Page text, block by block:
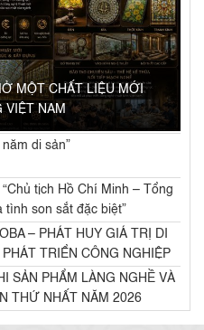
MỘT CHẤT LIỆU MỚI
VIỆT NAM
di sản”
tịch Hồ Chí Minh – Tổng
tình son sắt đặc biệt”
– PHÁT HUY GIÁ TRỊ DI
TRIỂN CÔNG NGHIỆP
SẢN PHẨM LÀNG NGHỀ VÀ
THỨ NHẤT NĂM 2026